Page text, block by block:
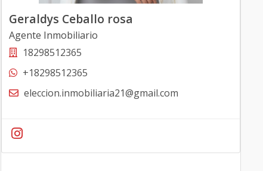
Geraldys Ceballo rosa
Agente Inmobiliario
18298512365
+18298512365
eleccion.inmobiliaria21@gmail.com